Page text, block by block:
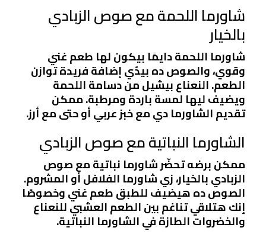
شاورما اللحمة مع صوص الزبادي
بالخيار
شاورما اللحمة دايمًا بيكون لها طعم غني
وقوي، والصوص ده بيدّي إضافة فريدة توازن
الطعم. النعناع بيشيل من دسامة اللحمة
ويضيف ليها لمسة باردة ومرطبة. ممكن
تقديم الشاورما دي مع خبز عربي أو حتى مع أرز.
الشاورما النباتية مع صوص الزبادي
ممكن برضه تحضّر شاورما نباتية مع صوص
الزبادي بالخيار، زي شاورما الفلافل أو المشروم.
الصوص ده هيضيف للطبق طعم غني وخصوصًا
إنك هتلاقي تناغم بين الطعم العشبي للنعناع
والخضروات الطازة في الشاورما النباتية.